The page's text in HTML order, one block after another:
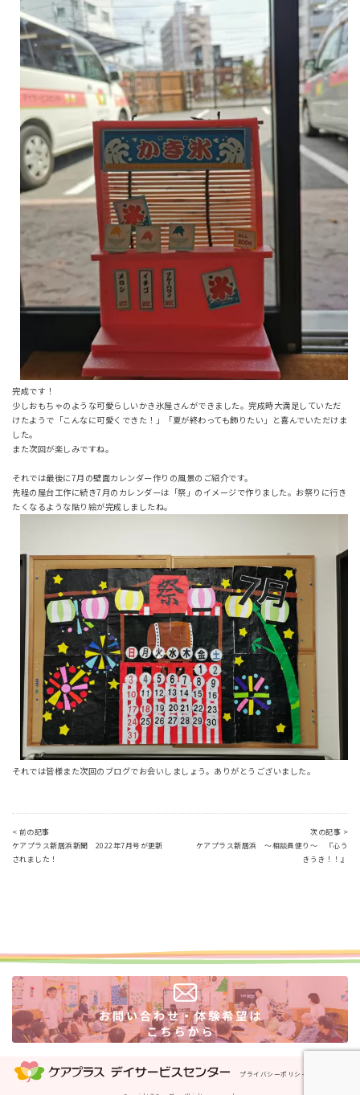
完成です！
少しおもちゃのような可愛らしいかき氷屋さんができました。完成時大満足していただ
けたようで「こんなに可愛くできた！」「夏が終わっても飾りたい」と喜んでいただけま
した。
また次回が楽しみですね。
それでは最後に7月の壁面カレンダー作りの風景のご紹介です。
先程の屋台工作に続き7月のカレンダーは「祭」のイメージで作りました。お祭りに行き
たくなるような貼り絵が完成しましたね。
それでは皆様また次回のブログでお会いしましょう。ありがとうございました。
< 前の記事
ケアプラス新居浜新聞 2022年7月号が更新
されました！
次の記事 >
ケアプラス新居浜 ～相談員便り～ 『心う
きうき！！』
プライバシーポリシー